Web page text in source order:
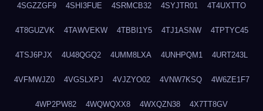
4SGZZGF9 4SHI3FUE 4SRMCB32 4SYJTR01 4T4UXTTO
4T8GUZVK 4TAWVEKW 4TBBI1Y5 4TJ1ASNW 4TPTYC45
4TSJ6PJX 4U48QGQ2 4UMM8LXA 4UNHPQM1 4URT243L
4VFMWJZ0 4VGSLXPJ 4VJZYO02 4VNW7KSQ 4W6ZE1F7
4WP2PW82 4WQWQXX8 4WXQZN38 4X7TT8GV